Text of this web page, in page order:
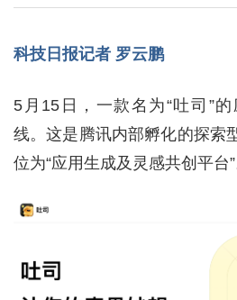
科技日报记者 罗云鹏
5月15日，一款名为“吐司”
线。这是腾讯内部孵化的探索
位为“应用生成及灵感共创平台”